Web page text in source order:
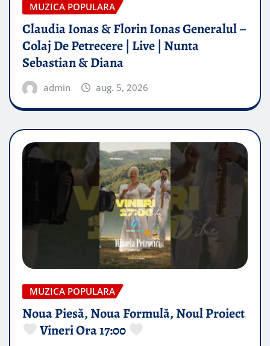
MUZICA POPULARA
Claudia Ionas & Florin Ionas Generalul –
Colaj De Petrecere | Live | Nunta
Sebastian & Diana
admin aug. 5, 2026
MUZICA POPULARA
Noua Piesă, Noua Formulă, Noul Proiect
Vineri Ora 17:00